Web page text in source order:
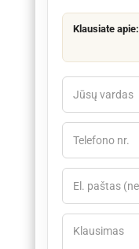
Klausiate apie: